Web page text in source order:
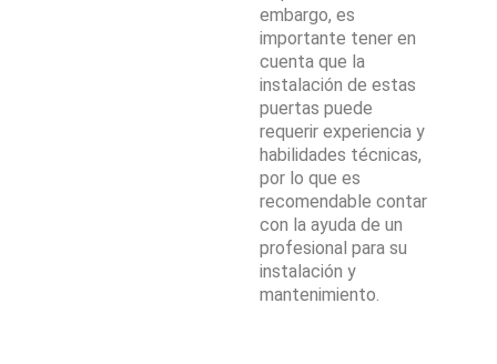
embargo, es
importante tener en
cuenta que la
instalación de estas
puertas puede
requerir experiencia y
habilidades técnicas,
por lo que es
recomendable contar
con la ayuda de un
profesional para su
instalación y
mantenimiento.